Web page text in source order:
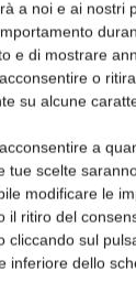
a noi e ai nostri
e di mostrare
o
su alcune
a
tue scelte
modificare le
il ritiro del
cliccando sul
inferiore dello